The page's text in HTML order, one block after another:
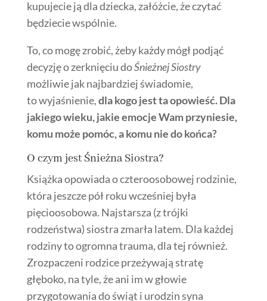
kupujecie ją dla dziecka, załóżcie, że czytać
będziecie wspólnie.
To, co mogę zrobić, żeby każdy mógł podjąć
decyzję o zerknięciu doŚnieżnej Siostry
możliwie jak najbardziej świadomie,
to wyjaśnienie,dla kogo jest ta opowieść. Dla
jakiego wieku, jakie emocje Wam przyniesie,
komu może pomóc, a komu nie do końca?
O czym jest Śnieżna Siostra?
Książka opowiada o czteroosobowej rodzinie,
która jeszcze pół roku wcześniej była
pięcioosobowa. Najstarsza (z trójki
rodzeństwa) siostra zmarła latem. Dla każdej
rodziny to ogromna trauma, dla tej również.
Zrozpaczeni rodzice przeżywają stratę
głęboko, na tyle, że ani im w głowie
przygotowania do świąt i urodzin syna